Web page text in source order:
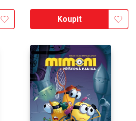
Koupit